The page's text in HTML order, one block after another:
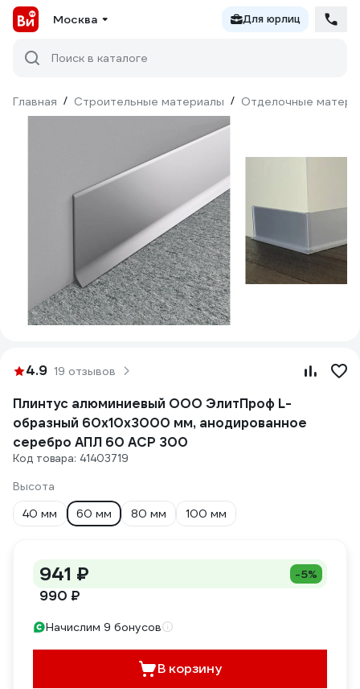
Москва Для юрлиц
Поиск в каталоге
Главная / Строительные материалы / Отделочные
4.9 19 отзывов
Плинтус алюминиевый ООО ЭлитПроф L-
образный 60х10х3000 мм, анодированное
серебро АПЛ 60 АСР 300
Код товара: 41403719
Высота
40 мм
60 мм 80 мм 100 мм
941 ₽ -5%
990 ₽
Начислим 9 бонусов
В корзину